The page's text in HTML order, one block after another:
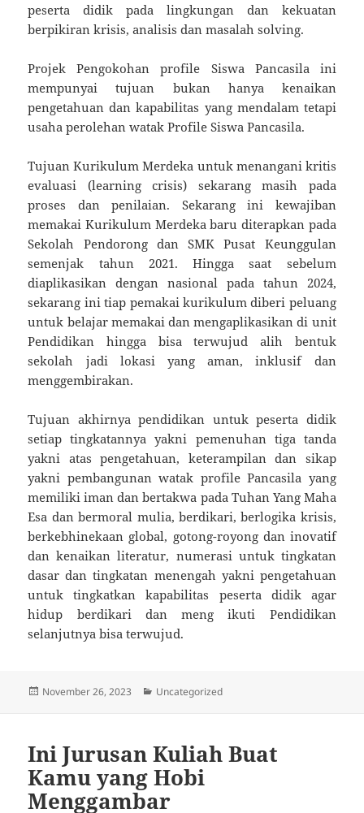
peserta didik pada lingkungan dan kekuatan
berpikiran krisis, analisis dan masalah solving.
Projek Pengokohan profile Siswa Pancasila ini
mempunyai tujuan bukan hanya kenaikan
pengetahuan dan kapabilitas yang mendalam tetapi
usaha perolehan watak Profile Siswa Pancasila.
Tujuan Kurikulum Merdeka untuk menangani kritis
evaluasi (learning crisis) sekarang masih pada
proses dan penilaian. Sekarang ini kewajiban
memakai Kurikulum Merdeka baru diterapkan pada
Sekolah Pendorong dan SMK Pusat Keunggulan
semenjak tahun 2021. Hingga saat sebelum
diaplikasikan dengan nasional pada tahun 2024,
sekarang ini tiap pemakai kurikulum diberi peluang
untuk belajar memakai dan mengaplikasikan di unit
Pendidikan hingga bisa terwujud alih bentuk
sekolah jadi lokasi yang aman, inklusif dan
menggembirakan.
Tujuan akhirnya pendidikan untuk peserta didik
setiap tingkatannya yakni pemenuhan tiga tanda
yakni atas pengetahuan, keterampilan dan sikap
yakni pembangunan watak profile Pancasila yang
memiliki iman dan bertakwa pada Tuhan Yang Maha
Esa dan bermoral mulia, berdikari, berlogika krisis,
berkebhinekaan global, gotong-royong dan inovatif
dan kenaikan literatur, numerasi untuk tingkatan
dasar dan tingkatan menengah yakni pengetahuan
untuk tingkatkan kapabilitas peserta didik agar
hidup berdikari dan meng ikuti Pendidikan
selanjutnya bisa terwujud.
Diposkan
November 26, 2023 Kategori
Uncategorized
Ini Jurusan Kuliah Buat
Kamu yang Hobi
Menggambar